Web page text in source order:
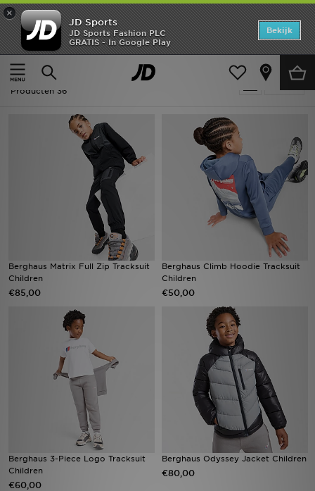
×
JD Sports
JD Sports Fashion PLC
GRATIS - In Google Play
Bekijk
Thuis
Kids
Kids - Berghaus Latest
Producten 36
Berghaus Matrix Full Zip Tracksuit
Children
€85,00
Berghaus Climb Hoodie Tracksuit
Children
€50,00
Berghaus 3-Piece Logo Tracksuit
Children
€60,00
Berghaus Odyssey Jacket Children
€80,00
Home
Offers
New In
Sports
Vind een winkel
Bestelling traceren
Klantenservice
Download de app